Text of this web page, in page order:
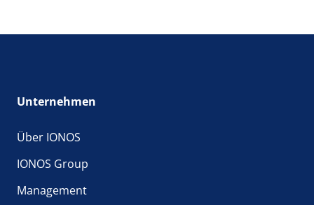
Unternehmen
Über IONOS
IONOS Group
Management